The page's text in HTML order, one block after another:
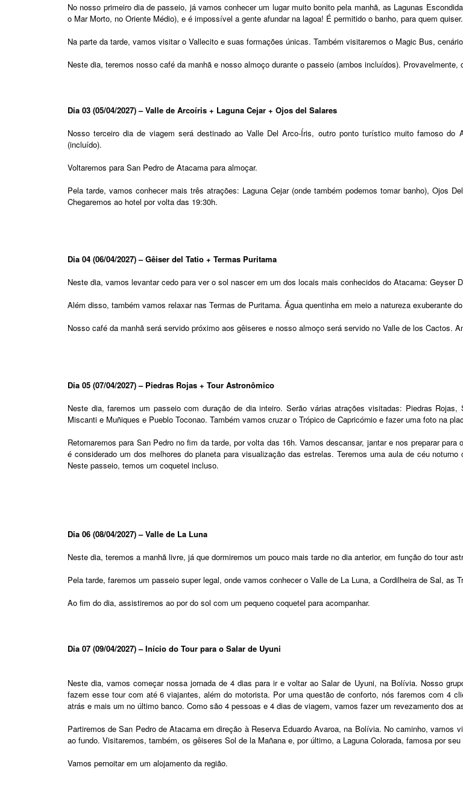
No nosso primeiro dia de passeio, já vamos conhecer um lugar muito bonito pela manhã, as Lagunas
o Mar Morto, no Oriente Médio), e é impossível a gente afundar na lagoa! É permitido o banho, para quem quiser.
Na parte da tarde, vamos visitar o Vallecito e suas formações únicas. Também visitaremos o Magic Bus,
Neste dia, teremos nosso café da manhã e nosso almoço durante o passeio (ambos incluídos).
Dia 03 (05/04/2027) – Valle de Arcoíris + Laguna Cejar + Ojos del Salares
Nosso terceiro dia de viagem será destinado ao Valle Del Arco-Íris, outro ponto turístico muito famoso
(incluído).
Voltaremos para San Pedro de Atacama para almoçar.
Pela tarde, vamos conhecer mais três atrações: Laguna Cejar (onde também podemos tomar banho), Ojos
Chegaremos ao hotel por volta das 19:30h.
Dia 04 (06/04/2027) – Gêiser del Tatio + Termas Puritama
Neste dia, vamos levantar cedo para ver o sol nascer em um dos locais mais conhecidos do Atacama: Geyser
Além disso, também vamos relaxar nas Termas de Puritama. Água quentinha em meio a natureza exuberante
Nosso café da manhã será servido próximo aos gêiseres e nosso almoço será servido no Valle de los Cactos.
Dia 05 (07/04/2027) – Piedras Rojas + Tour Astronômico
Neste dia, faremos um passeio com duração de dia inteiro. Serão várias atrações visitadas: Piedras
Miscanti e Muñiques e Pueblo Toconao. Também vamos cruzar o Trópico de Capricórnio e fazer uma foto na
Retornaremos para San Pedro no fim da tarde, por volta das 16h. Vamos descansar, jantar e nos preparar
é considerado um dos melhores do planeta para visualização das estrelas. Teremos uma aula de céu
Neste passeio, temos um coquetel incluso.
Dia 06 (08/04/2027) – Valle de La Luna
Neste dia, teremos a manhã livre, já que dormiremos um pouco mais tarde no dia anterior, em função do tour
Pela tarde, faremos um passeio super legal, onde vamos conhecer o Valle de La Luna, a Cordilheira de Sal, as
Ao fim do dia, assistiremos ao por do sol com um pequeno coquetel para acompanhar.
Dia 07 (09/04/2027) – Início do Tour para o Salar de Uyuni
Neste dia, vamos começar nossa jornada de 4 dias para ir e voltar ao Salar de Uyuni, na Bolívia. Nosso
fazem esse tour com até 6 viajantes, além do motorista. Por uma questão de conforto, nós faremos com 4
atrás e mais um no último banco. Como são 4 pessoas e 4 dias de viagem, vamos fazer um revezamento dos
Partiremos de San Pedro de Atacama em direção à Reserva Eduardo Avaroa, na Bolívia. No caminho, vamos
ao fundo. Visitaremos, também, os gêiseres Sol de la Mañana e, por último, a Laguna Colorada, famosa por
Vamos pernoitar em um alojamento da região.